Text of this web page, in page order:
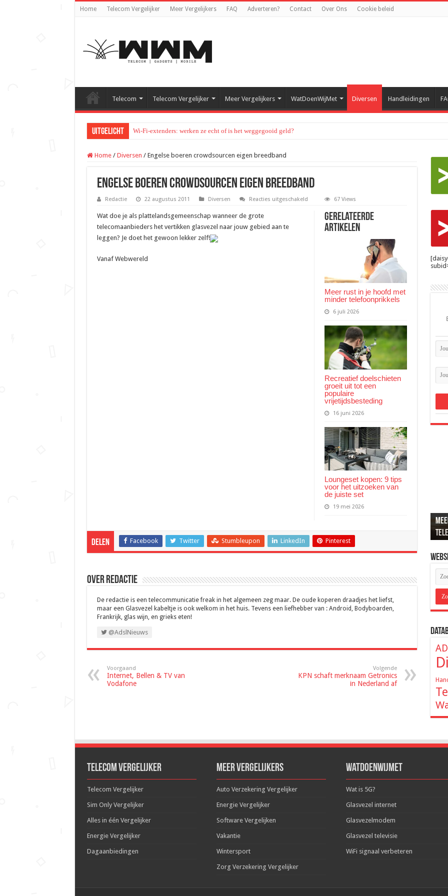
Home Telecom Vergelijker Meer Vergelijkers FAQ Adverteren? Contact Over Ons Cookie beleid
Telecom Telecom Vergelijker Meer Vergelijkers WatDoenWijMet Diversen Handleidingen
Uitgelicht Wi-Fi-extenders: werken ze echt of is het weggegooid geld?
Home / Diversen / Engelse boeren crowdsourcen eigen breedband
Engelse boeren crowdsourcen eigen breedband
Redactie 22 augustus 2011 Diversen Reacties uitgeschakeldvoor
boeren
crowdsourcen
breedband
67 Views
Gerelateerde
Artikelen
Meer rust in je hoofd met
minder telefoonprikkels
6 juli 2026
Recreatief doelschieten
groeit uit tot een
populaire
vrijetijdsbesteding
16 juni 2026
Loungeset kopen: 9 tips
voor het uitzoeken van
de juiste set
19 mei 2026
Wat doe je als plattelandsgemeenschap wanneer de grote
telecomaanbieders het vertikken glasvezel naar jouw gebied aan te
leggen? Je doet het gewoon lekker zelf!
Vanaf Webwereld
Delen Facebook Twitter Stumbleupon LinkedIn Pinterest
Over Redactie
De redactie is een telecommunicatie freak in het algemeen zeg maar. De oude koperen draadjes het liefst,
maar een Glasvezel kabeltje is ook welkom in het huis. Tevens een liefhebber van : Android, Bodyboarden,
Frankrijk, glas wijn, en grieks eten!
@AdslNieuws
Voorgaand
Internet, Bellen & TV van
Vodafone
Volgende
KPN schaft merknaam Getronics
in Nederland af
de
De
Telecom Vergelijker
Telecom Vergelijker
Sim Only Vergelijker
Alles in één Vergelijker
Energie Vergelijker
Dagaanbiedingen
Meer Vergelijkers
Auto Verzekering Vergelijker
Energie Vergelijker
Software Vergelijken
Vakantie
Wintersport
Zorg Verzekering Vergelijker
WatDoenWijMet
Wat is 5G?
Glasvezel internet
Glasvezelmodem
Glasvezel televisie
WiFi signaal verbeteren